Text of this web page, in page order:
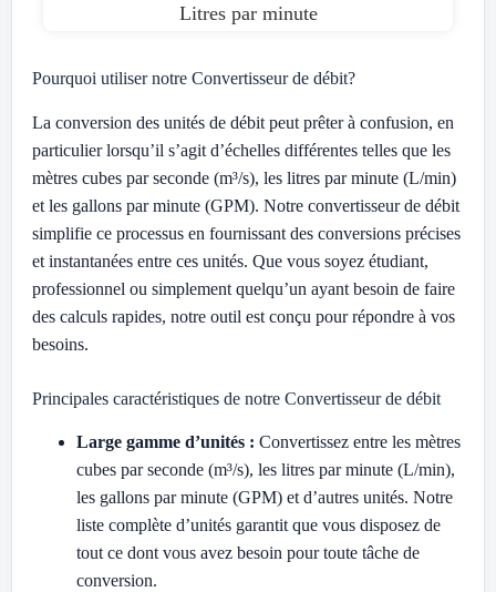
Litres par minute
Pourquoi utiliser notre Convertisseur de débit?
La conversion des unités de débit peut prêter à confusion, en
particulier lorsqu’il s’agit d’échelles différentes telles que les
mètres cubes par seconde (m³/s), les litres par minute (L/min)
et les gallons par minute (GPM). Notre convertisseur de débit
simplifie ce processus en fournissant des conversions précises
et instantanées entre ces unités. Que vous soyez étudiant,
professionnel ou simplement quelqu’un ayant besoin de faire
des calculs rapides, notre outil est conçu pour répondre à vos
besoins.
Principales caractéristiques de notre Convertisseur de débit
Large gamme d’unités : Convertissez entre les mètres
cubes par seconde (m³/s), les litres par minute (L/min),
les gallons par minute (GPM) et d’autres unités. Notre
liste complète d’unités garantit que vous disposez de
tout ce dont vous avez besoin pour toute tâche de
conversion.